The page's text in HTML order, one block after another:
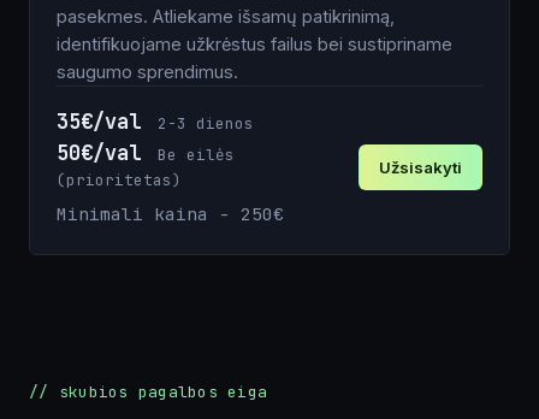
Tel. nr.
Komentarai apie projektą
pasekmes. Atliekame išsamų patikrinimą,
identifikuojame užkrėstus failus bei sustipriname
saugumo sprendimus.
35€/val 2-3 dienos
50€/val
Be eilės
(prioritetas)
Minimali kaina - 250€
Užsisakyti
Vardas
El. paštas
// skubios pagalbos eiga